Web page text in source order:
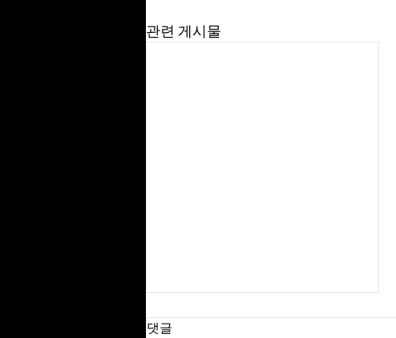
관련 게시물
댓글